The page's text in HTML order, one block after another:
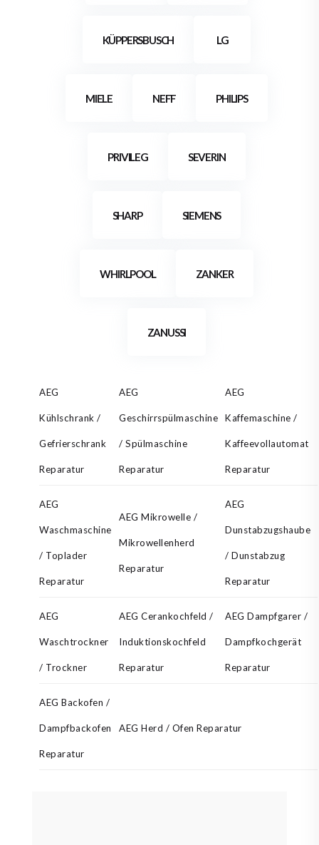
KÜPPERSBUSCH LG
MIELE NEFF PHILIPS
PRIVILEG SEVERIN
SHARP SIEMENS
WHIRLPOOL ZANKER
ZANUSSI
AEG
Kühlschrank /
Gefrierschrank
Reparatur
AEG
Geschirrspülmaschine
/ Spülmaschine
Reparatur
AEG
Kaffemaschine /
Kaffeevollautomat
Reparatur
AEG
Waschmaschine
/ Toplader
Reparatur
AEG Mikrowelle /
Mikrowellenherd
Reparatur
AEG
Dunstabzugshaube
/ Dunstabzug
Reparatur
AEG
Waschtrockner
/ Trockner
AEG Cerankochfeld /
Induktionskochfeld
Reparatur
AEG Dampfgarer /
Dampfkochgerät
Reparatur
AEG Backofen /
Dampfbackofen
Reparatur
AEG Herd / Ofen Reparatur